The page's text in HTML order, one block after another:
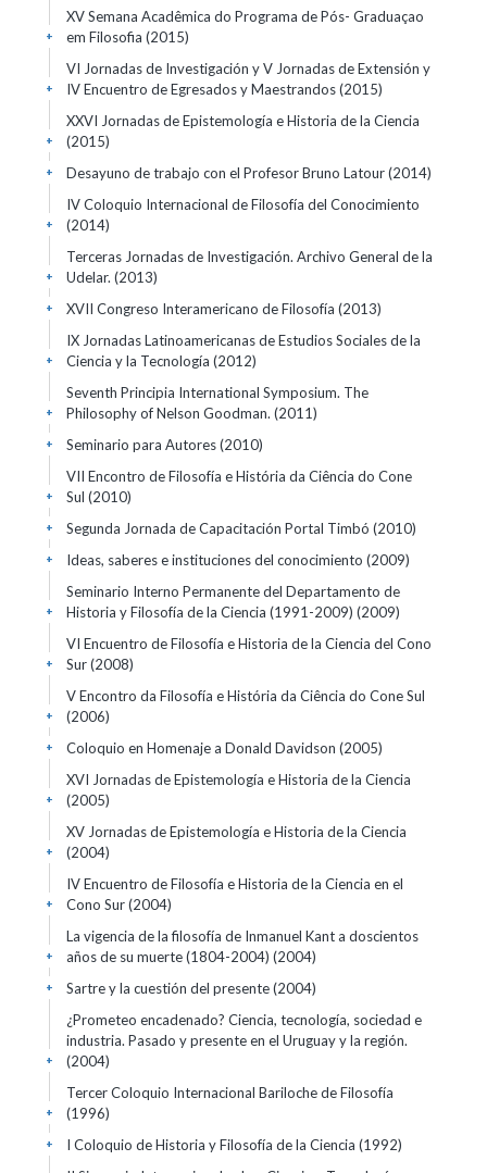
XV Semana Acadêmica do Programa de Pós- Graduaçao
em Filosofia (2015)
+
VI Jornadas de Investigación y V Jornadas de Extensión y
IV Encuentro de Egresados y Maestrandos(2015)
+
XXVI Jornadas de Epistemología e Historia de la Ciencia
(2015)
+
Desayuno de trabajo con el Profesor Bruno Latour(2014)
+
IV Coloquio Internacional de Filosofía del Conocimiento
(2014)
+
Terceras Jornadas de Investigación. Archivo General de la
Udelar. (2013)
+
XVII Congreso Interamericano de Filosofía (2013)
+
IX Jornadas Latinoamericanas de Estudios Sociales de la
Ciencia y la Tecnología (2012)
+
Seventh Principia International Symposium. The
Philosophy of Nelson Goodman. (2011)
+
Seminario para Autores(2010)
+
VII Encontro de Filosofía e História da Ciência do Cone
Sul (2010)
+
Segunda Jornada de Capacitación Portal Timbó (2010)
+
Ideas, saberes e instituciones del conocimiento (2009)
+
Seminario Interno Permanente del Departamento de
Historia y Filosofía de la Ciencia (1991-2009) (2009)
+
VI Encuentro de Filosofía e Historia de la Ciencia del Cono
Sur(2008)
+
V Encontro da Filosofía e História da Ciência do Cone Sul
(2006)
+
Coloquio en Homenaje a Donald Davidson (2005)
+
XVI Jornadas de Epistemología e Historia de la Ciencia
(2005)
+
XV Jornadas de Epistemología e Historia de la Ciencia
(2004)
+
IV Encuentro de Filosofía e Historia de la Ciencia en el
Cono Sur(2004)
+
La vigencia de la filosofía de Inmanuel Kant a doscientos
años de su muerte (1804-2004) (2004)
+
Sartre y la cuestión del presente(2004)
+
¿Prometeo encadenado? Ciencia, tecnología, sociedad e
industria. Pasado y presente en el Uruguay y la región.
(2004)
+
Tercer Coloquio Internacional Bariloche de Filosofía
(1996)
+
I Coloquio de Historia y Filosofía de la Ciencia (1992)
+